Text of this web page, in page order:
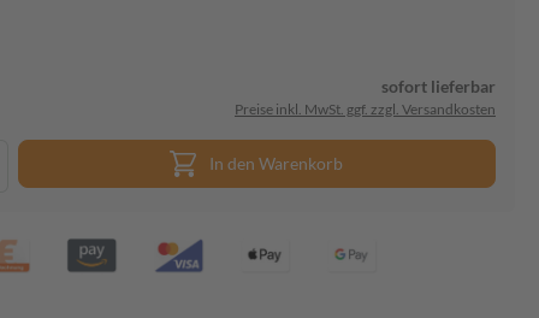
sofort lieferbar
Preise inkl. MwSt. ggf. zzgl. Versandkosten
In den Warenkorb